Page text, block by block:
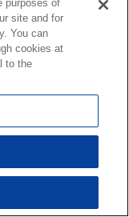
purposes of
site and for
You can
cookies at
to the